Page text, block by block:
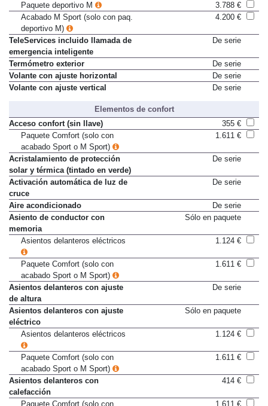
Paquete deportivo M
3.788 €
Acabado M Sport (solo con paq.
deportivo M)
4.200 €
TeleServices incluido llamada de
emergencia inteligente
De serie
Termómetro exterior
De serie
Volante con ajuste horizontal
De serie
Volante con ajuste vertical
De serie
Elementos de confort
Acceso confort (sin llave)
355 €
Paquete Comfort (solo con
acabado Sport o M Sport)
1.611 €
Acristalamiento de protección
solar y térmica (tintado en verde)
De serie
Activación automática de luz de
cruce
De serie
Aire acondicionado
De serie
Asiento de conductor con
memoria
Sólo en paquete
Asientos delanteros eléctricos 1.124 €
Paquete Comfort (solo con
acabado Sport o M Sport)
1.611 €
Asientos delanteros con ajuste
de altura
De serie
Asientos delanteros con ajuste
eléctrico
Sólo en paquete
Asientos delanteros eléctricos 1.124 €
Paquete Comfort (solo con
acabado Sport o M Sport)
1.611 €
Asientos delanteros con
calefacción
414 €
Paquete Comfort (solo con 1.611 €